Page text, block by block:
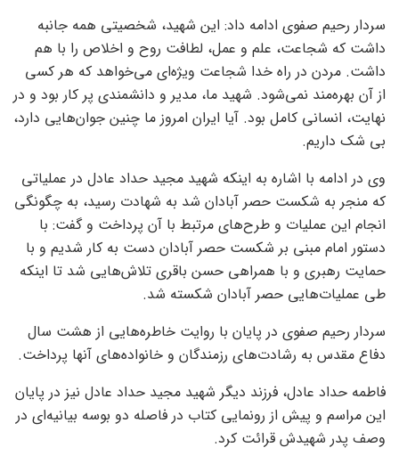
سردار رحیم صفوی ادامه داد: این شهید، شخصیتی همه جانبه
داشت که شجاعت، علم و عمل، لطافت روح و اخلاص را با هم
داشت. مردن در راه خدا شجاعت ویژه‌ای می‌خواهد که هر کسی
از آن بهره‌مند نمی‌شود. شهید ما، مدیر و دانشمندی پر کار بود و در
نهایت، انسانی کامل بود. آیا ایران امروز ما چنین جوان‌هایی دارد،
بی شک داریم.
وی در ادامه با اشاره به اینکه شهید مجید حداد عادل در عملیاتی
که منجر به شکست حصر آبادان شد به شهادت رسید، به چگونگی
انجام این عملیات و طرح‌های مرتبط با آن پرداخت و گفت: با
دستور امام مبنی بر شکست حصر آبادان دست به کار شدیم و با
حمایت رهبری و با همراهی حسن باقری تلاش‌هایی شد تا اینکه
طی عملیات‌هایی حصر آبادان شکسته شد.
سردار رحیم صفوی در پایان با روایت خاطره‌هایی از هشت سال
دفاع مقدس به رشادت‌های رزمندگان و خانواده‌های آنها پرداخت.
فاطمه حداد عادل، فرزند دیگر شهید مجید حداد عادل نیز در پایان
این مراسم و پیش از رونمایی کتاب در فاصله دو بوسه بیانیه‌ای در
وصف پدر شهیدش قرائت کرد.